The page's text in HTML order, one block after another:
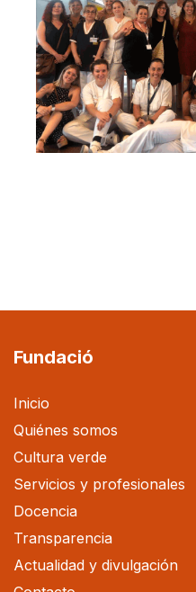
Fundació
Inicio
Quiénes somos
Cultura verde
Servicios y profesionales
Docencia
Transparencia
Actualidad y divulgación